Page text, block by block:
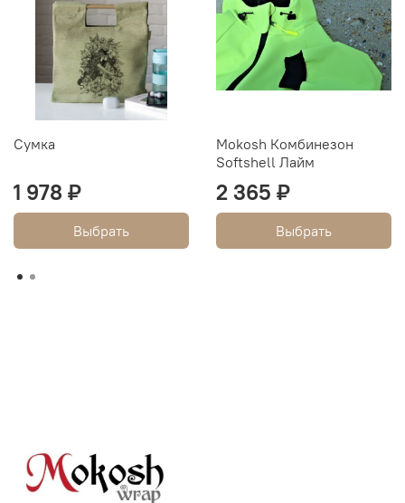
Сумка
1 978 ₽
Выбрать
Mokosh Комбинезон
Softshell Лайм
2 365 ₽
Выбрать